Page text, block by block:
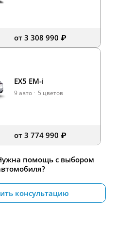
от 3 308 990 ₽
EX5 EM-i
9 авто · 5 цветов
от 3 774 990 ₽
помощь с выбором
консультацию